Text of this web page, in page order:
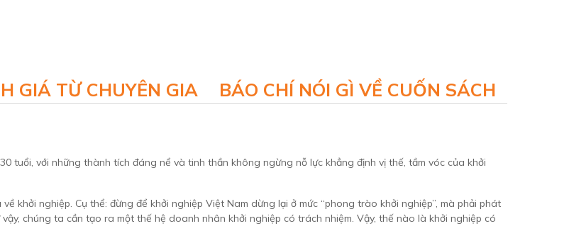
GIÁ TỪ CHUYÊN GIA BÁO CHÍ NÓI GÌ VỀ CUỐN SÁCH
tuổi, với những thành tích đáng nể và tinh thần không ngừng nỗ lực khẳng định vị thế, tầm vóc của khởi
khởi nghiệp. Cụ thể: đừng để khởi nghiệp Việt Nam dừng lại ở mức “phong trào khởi nghiệp”, mà phải phát
chúng ta cần tạo ra một thế hệ doanh nhân khởi nghiệp có trách nhiệm. Vậy, thế nào là khởi nghiệp có